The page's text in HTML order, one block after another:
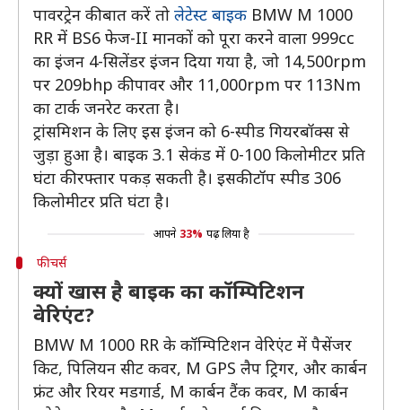
पावरट्रेन की बात करें तो लेटेस्ट बाइक BMW M 1000
RR में BS6 फेज-II मानकों को पूरा करने वाला 999cc
का इंजन 4-सिलेंडर इंजन दिया गया है, जो 14,500rpm
पर 209bhp की पावर और 11,000rpm पर 113Nm
का टार्क जनरेट करता है।
ट्रांसमिशन के लिए इस इंजन को 6-स्पीड गियरबॉक्स से
जुड़ा हुआ है। बाइक 3.1 सेकंड में 0-100 किलोमीटर प्रति
घंटा की रफ्तार पकड़ सकती है। इसकी टॉप स्पीड 306
किलोमीटर प्रति घंटा है।
आपने 33% पढ़ लिया है
फीचर्स
क्यों खास है बाइक का कॉम्पिटिशन
वेरिएंट?
BMW M 1000 RR के कॉम्पिटिशन वेरिएंट में पैसेंजर
किट, पिलियन सीट कवर, M GPS लैप ट्रिगर, और कार्बन
फ्रंट और रियर मडगार्ड, M कार्बन टैंक कवर, M कार्बन